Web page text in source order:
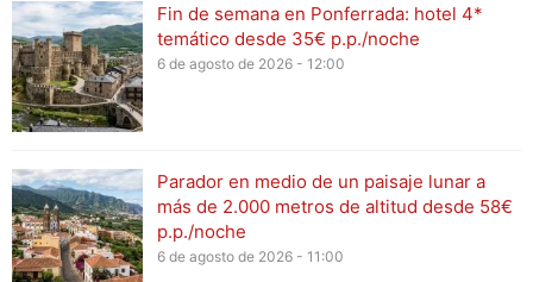
Fin de semana en Ponferrada: hotel 4*
temático desde 35€ p.p./noche
6 de agosto de 2026 - 12:00
Parador en medio de un paisaje lunar a
más de 2.000 metros de altitud desde 58€
p.p./noche
6 de agosto de 2026 - 11:00